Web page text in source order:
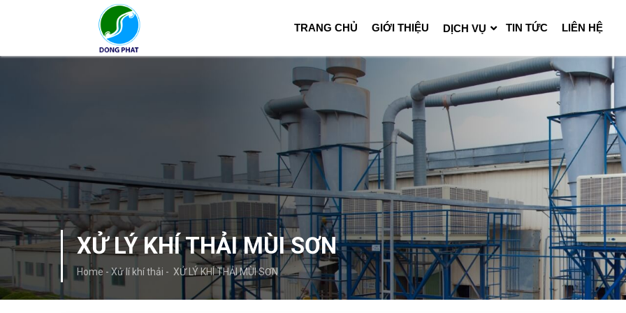
TRANG CHỦ GIỚI THIỆU DỊCH VỤ TIN TỨC LIÊN HỆ
XỬ LÝ KHÍ THẢI MÙI SƠN
Home - Xử lí khí thải - XỬ LÝ KHÍ THẢI MÙI SƠN